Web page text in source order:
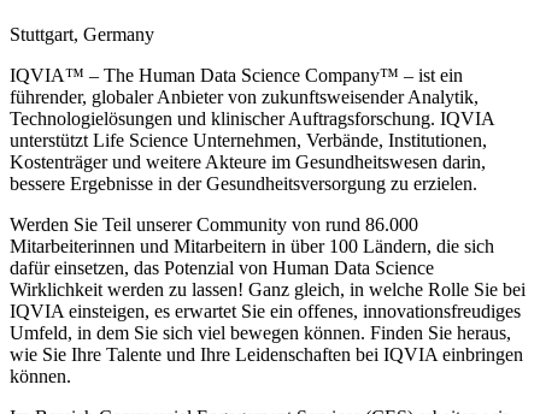
Stuttgart, Germany
IQVIA™ – The Human Data Science Company™ – ist ein
führender, globaler Anbieter von zukunftsweisender Analytik,
Technologielösungen und klinischer Auftragsforschung. IQVIA
unterstützt Life Science Unternehmen, Verbände, Institutionen,
Kostenträger und weitere Akteure im Gesundheitswesen darin,
bessere Ergebnisse in der Gesundheitsversorgung zu erzielen.
Werden Sie Teil unserer Community von rund 86.000
Mitarbeiterinnen und Mitarbeitern in über 100 Ländern, die sich
dafür einsetzen, das Potenzial von Human Data Science
Wirklichkeit werden zu lassen! Ganz gleich, in welche Rolle Sie bei
IQVIA einsteigen, es erwartet Sie ein offenes, innovationsfreudiges
Umfeld, in dem Sie sich viel bewegen können. Finden Sie heraus,
wie Sie Ihre Talente und Ihre Leidenschaften bei IQVIA einbringen
können.